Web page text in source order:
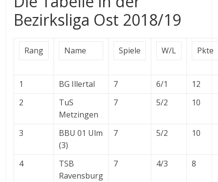
Bezirksliga Ost 2018/19
Rang Name Spiele W/L Pkte
1 BG Illertal 7 6/1
12
2
TuS
Metzingen
7 5/2 10
3
BBU 01 Ulm
(3)
7 5/2 10
4
TSB
Ravensburg
7 4/3 8